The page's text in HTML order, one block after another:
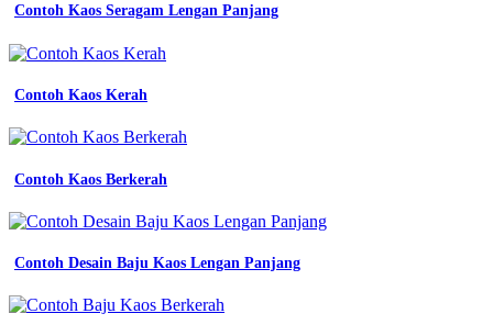
Contoh Kaos Seragam Lengan Panjang
Contoh Kaos Kerah
Contoh Kaos Berkerah
Contoh Desain Baju Kaos Lengan Panjang